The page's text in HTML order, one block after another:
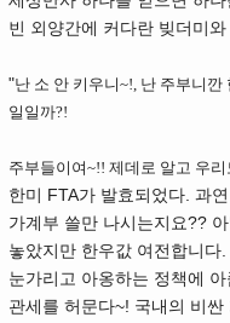
빈 외양간에 커다란 빚더미와
"난 소 안 키우니~!, 난 주부니
일일까?!
주부들이여~!! 제데로 알고 우
한미 FTA가 발효되었다. 과
가계부 쓸만 나시는지요??
놓았지만 한우값 여전합니다.
눈가리고 아옹하는 정책에
관세를 허문다~! 국내의 비